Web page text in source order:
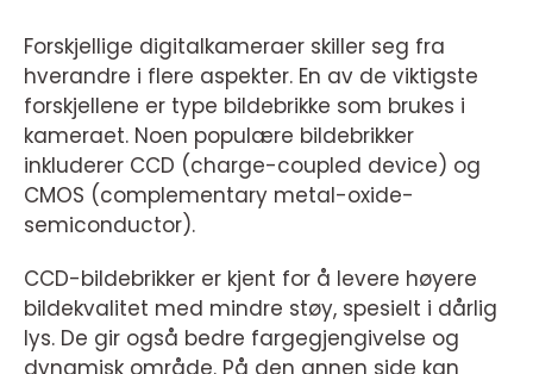
Forskjellige digitalkameraer skiller seg fra
hverandre i flere aspekter. En av de viktigste
forskjellene er type bildebrikke som brukes i
kameraet. Noen populære bildebrikker
inkluderer CCD (charge-coupled device) og
CMOS (complementary metal-oxide-
semiconductor).
CCD-bildebrikker er kjent for å levere høyere
bildekvalitet med mindre støy, spesielt i dårlig
lys. De gir også bedre fargegjengivelse og
dynamisk område. På den annen side kan